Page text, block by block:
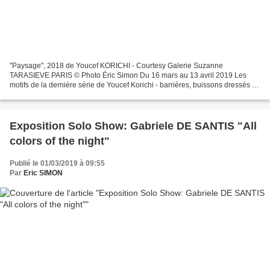
"Paysage", 2018 de Youcef KORICHI - Courtesy Galerie Suzanne
TARASIEVE PARIS © Photo Éric Simon Du 16 mars au 13 avril 2019 Les
motifs de la dernière série de Youcef Korichi - barrières, buissons dressés dʼ
Exposition Solo Show: Gabriele DE SANTIS "All
colors of the night"
Publié le 01/03/2019 à 09:55
Par Eric SIMON